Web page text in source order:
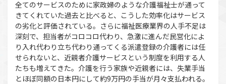
全てのサービスのために家政婦のような介護福祉士が通って
きてくれていた過去と比べると、こうした効率化はサービス
の劣化と評価されている。さらに福祉医療業界の人手不足は
深刻で、担当者がコロコロ代わり、急激に進んだ民営化によ
り入れ代わり立ち代わり通ってくる派遣登録の介護者には任
せられないと、近親者介護サービスという制度を利用する人
たちも増えてきた。介護を行う家族や近親者には、失業手当
とほぼ同額の日本円にして約9万円の手当が月々支払われる。